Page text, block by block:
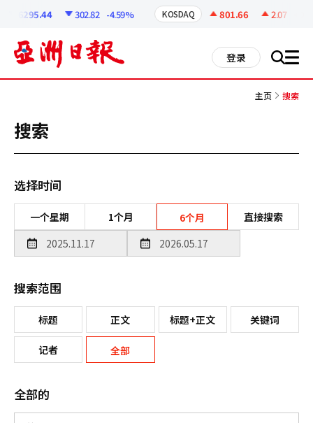
6295.44 302.82 -4.59% KOSDAQ 801.66 2.07
登录 搜 all
主页 搜索
搜索
选择时间
一个星期 1个月 6个月 直接搜索
搜索范围
标题 正文 标题+正文 关键词
记者 全部
全部的